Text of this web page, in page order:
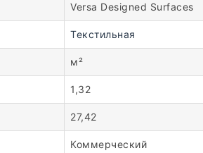
Versa Designed Surfaces
Текстильная
м²
1,32
27,42
Коммерческий